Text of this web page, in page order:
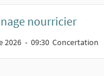
nourricier
2026 - 09:30 Concertation